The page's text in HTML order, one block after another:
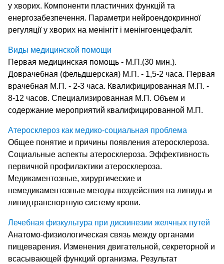
у хворих. Компоненти пластичних функцій та
енергозабезпечення. Параметри нейроендокринної
регуляції у хворих на менінгіт і менінгоенцефаліт.
Виды медицинской помощи
Первая медицинская помощь - М.П.(30 мин.).
Доврачебная (фельдшерская) М.П. - 1,5-2 часа. Первая
врачебная М.П. - 2-3 часа. Квалифицированная М.П. -
8-12 часов. Специализированная М.П. Объем и
содержание мероприятий квалифицированной М.П.
Атеросклероз как медико-социальная проблема
Общее понятие и причины появления атеросклероза.
Социальные аспекты атеросклероза. Эффективность
первичной профилактики атеросклероза.
Медикаментозные, хирургические и
немедикаментозные методы воздействия на липиды и
липидтранспортную систему крови.
Лечебная физкультура при дискинезии желчных путей
Анатомо-физиологическая связь между органами
пищеварения. Изменения двигательной, секреторной и
всасывающей функций организма. Результат